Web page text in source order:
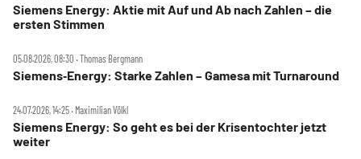
Siemens Energy: Aktie mit Auf und Ab nach Zahlen – die
ersten Stimmen
05.08.2026, 08:30 ‧ Thomas Bergmann
Siemens‑Energy: Starke Zahlen – Gamesa mit Turnaround
24.07.2026, 14:25 ‧ Maximilian Völkl
Siemens Energy: So geht es bei der Krisentochter jetzt
weiter